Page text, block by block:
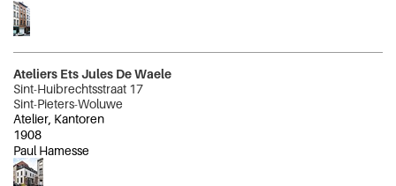
Ateliers Ets Jules De Waele
Sint-Huibrechtsstraat 17
Sint-Pieters-Woluwe
Atelier, Kantoren
1908
Paul Hamesse